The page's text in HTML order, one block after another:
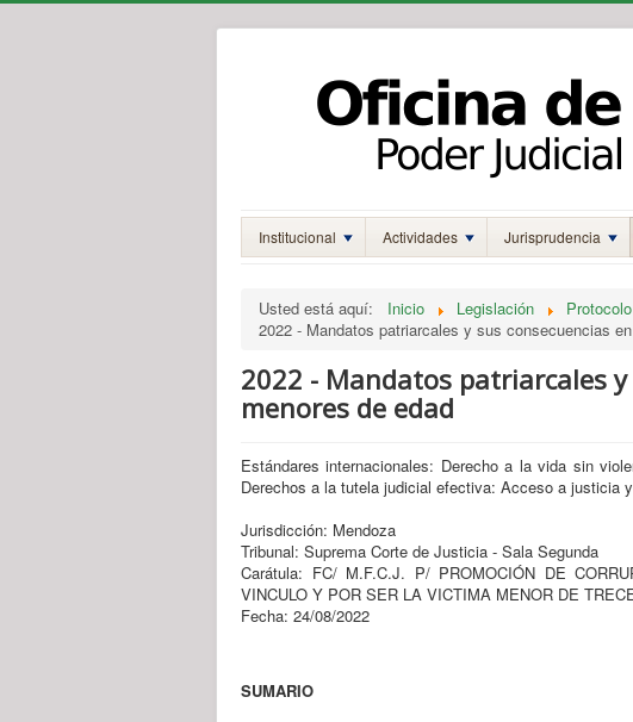
Institucional Actividades Jurisprudencia
Usted está aquí: Inicio Legislación
2022 - Mandatos patriarcales y sus consecuencias
2022 - Mandatos patriarcales
menores de edad
Estándares internacionales: Derecho a la vida sin
Derechos a la tutela judicial efectiva: Acceso a justicia
Jurisdicción: Mendoza
Tribunal: Suprema Corte de Justicia - Sala Segunda
Carátula: FC/ M.F.C.J. P/ PROMOCIÓN DE
VINCULO Y POR SER LA VICTIMA MENOR DE
Fecha: 24/08/2022
SUMARIO